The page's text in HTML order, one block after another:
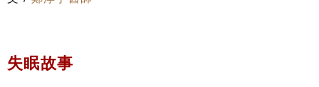
失眠故事